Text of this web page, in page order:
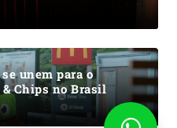
unem para o
Chips no Brasil